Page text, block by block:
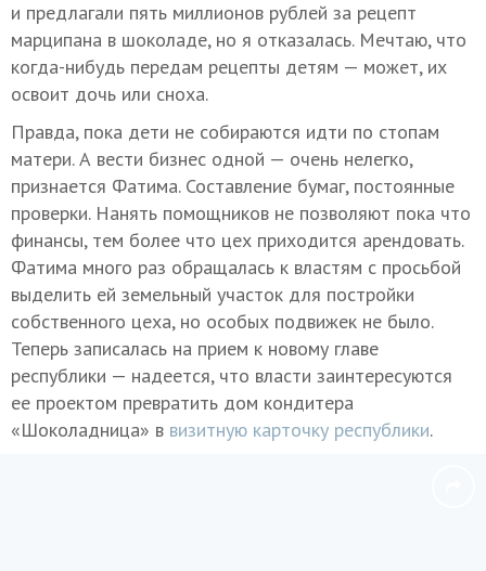
и предлагали пять миллионов рублей за рецепт
марципана в шоколаде, но я отказалась. Мечтаю, что
когда-нибудь передам рецепты детям — может, их
освоит дочь или сноха.
Правда, пока дети не собираются идти по стопам
матери. А вести бизнес одной — очень нелегко,
признается Фатима. Составление бумаг, постоянные
проверки. Нанять помощников не позволяют пока что
финансы, тем более что цех приходится арендовать.
Фатима много раз обращалась к властям с просьбой
выделить ей земельный участок для постройки
собственного цеха, но особых подвижек не было.
Теперь записалась на прием к новому главе
республики — надеется, что власти заинтересуются
ее проектом превратить дом кондитера
«Шоколадница» в визитную карточку республики.